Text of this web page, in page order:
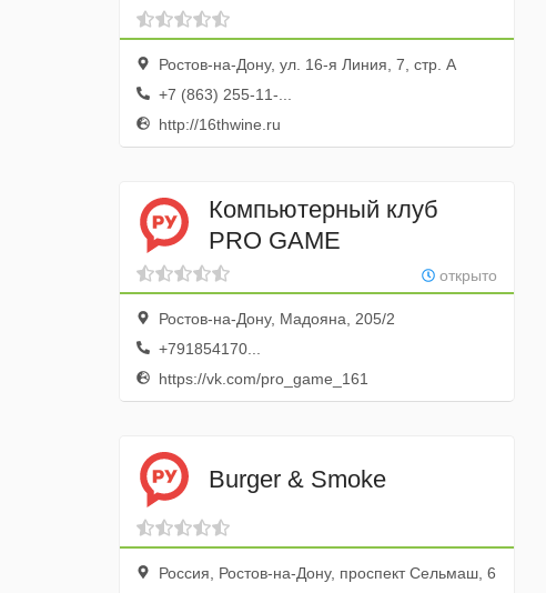
Ростов-на-Дону, ул. 16-я Линия, 7, стр. А
+7 (863) 255-11-...
http://16thwine.ru
Компьютерный клуб
PRO GAME
открыто
Ростов-на-Дону, Мадояна, 205/2
+791854170...
https://vk.com/pro_game_161
Burger & Smoke
Россия, Ростов-на-Дону, проспект Сельмаш, 6